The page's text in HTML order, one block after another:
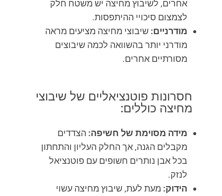
אחרים, לשיבוץ מחיצה יש משטח חלק
לצמצום סיכויי ההיתפסות.
מודרניים: שיבוצי מחיצה מציעים מראה
מודרני יותר בהשוואה לכמה שיבוצים
מסורתיים אחרים.
חסרונות פוטנציאליים של שיבוצי
מחיצה כוללים:
מידה מסוימת של חשיפה: הצדדים
מקבלים הגנה, אך החלק העליון והתחתון
בכל אבן נותרים חשופים עם פוטנציאל
לנזק.
הידוק: מעת לעת, שיבוץ מחיצה עשוי